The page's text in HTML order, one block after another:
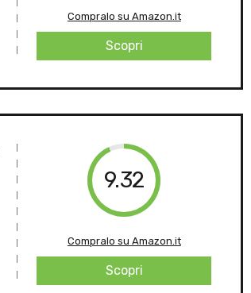
Compralo su Amazon.it
Scopri
9.32
Compralo su Amazon.it
Scopri